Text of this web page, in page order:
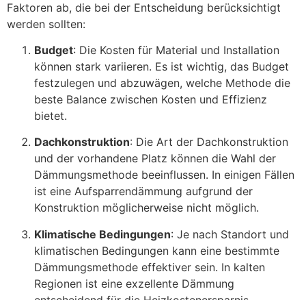
Faktoren ab, die bei der Entscheidung berücksichtigt
werden sollten:
Budget: Die Kosten für Material und Installation
können stark variieren. Es ist wichtig, das Budget
festzulegen und abzuwägen, welche Methode die
beste Balance zwischen Kosten und Effizienz
bietet.
Dachkonstruktion: Die Art der Dachkonstruktion
und der vorhandene Platz können die Wahl der
Dämmungsmethode beeinflussen. In einigen Fällen
ist eine Aufsparrendämmung aufgrund der
Konstruktion möglicherweise nicht möglich.
Klimatische Bedingungen: Je nach Standort und
klimatischen Bedingungen kann eine bestimmte
Dämmungsmethode effektiver sein. In kalten
Regionen ist eine exzellente Dämmung